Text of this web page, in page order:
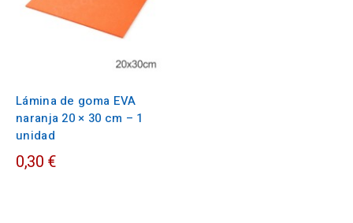
Lámina de goma EVA
naranja 20 × 30 cm – 1
unidad
0,30 €